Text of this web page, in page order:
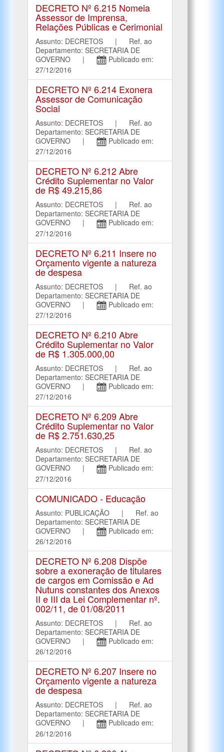
DECRETO Nº 6.215 Nomeia
Assessor de Imprensa,
Relações Públicas e Cerimonial
Assunto: DECRETOS | Ref. ao
Departamento: SECRETARIA DE
GOVERNO |
Publicado em:
27/12/2016
DECRETO Nº 6.214 Exonera
Assessor de Comunicação
Social
Assunto: DECRETOS | Ref. ao
Departamento: SECRETARIA DE
GOVERNO |
Publicado em:
27/12/2016
DECRETO Nº 6.212 Abre
Crédito Suplementar no Valor
de R$ 49.215,86
Assunto: DECRETOS | Ref. ao
Departamento: SECRETARIA DE
GOVERNO |
Publicado em:
27/12/2016
DECRETO Nº 6.211 Insere no
Orçamento vigente a natureza
de despesa
Assunto: DECRETOS | Ref. ao
Departamento: SECRETARIA DE
GOVERNO |
Publicado em:
27/12/2016
DECRETO Nº 6.210 Abre
Crédito Suplementar no Valor
de R$ 1.305.000,00
Assunto: DECRETOS | Ref. ao
Departamento: SECRETARIA DE
GOVERNO |
Publicado em:
27/12/2016
DECRETO Nº 6.209 Abre
Crédito Suplementar no Valor
de R$ 2.751.630,25
Assunto: DECRETOS | Ref. ao
Departamento: SECRETARIA DE
GOVERNO |
Publicado em:
27/12/2016
COMUNICADO - Educação
Assunto: PUBLICAÇÃO | Ref. ao
Departamento: SECRETARIA DE
GOVERNO |
Publicado em:
26/12/2016
DECRETO Nº 6.208 Dispõe
sobre a exoneração de titulares
de cargos em Comissão e Ad
Nutuns constantes dos Anexos
II e III da Lei Complementar nº.
002/11, de 01/08/2011
Assunto: DECRETOS | Ref. ao
Departamento: SECRETARIA DE
GOVERNO |
Publicado em:
26/12/2016
DECRETO Nº 6.207 Insere no
Orçamento vigente a natureza
de despesa
Assunto: DECRETOS | Ref. ao
Departamento: SECRETARIA DE
GOVERNO |
Publicado em:
26/12/2016